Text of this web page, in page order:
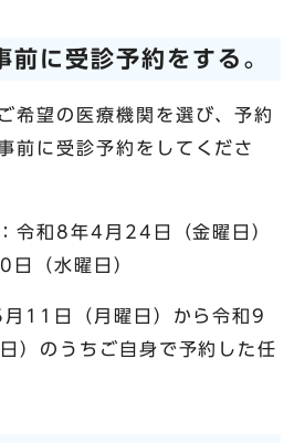
前に受診予約をする。
希望の医療機関を選び、予約
前に受診予約をしてくださ
令和8年4月24日（金曜日）
（水曜日）
11日（月曜日）から令和9
）のうちご自身で予約した任